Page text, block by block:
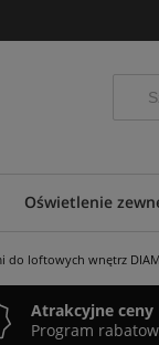
Oświetlenie
loftowych wnętrz
Atrakcyjne ceny
Program